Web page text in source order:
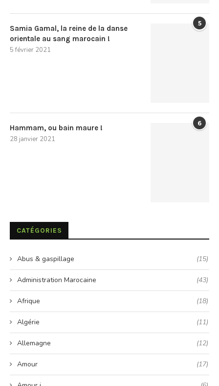
5
Samia Gamal, la reine de la danse
orientale au sang marocain !
5 février 2021
6
Hammam, ou bain maure !
28 janvier 2021
CATÉGORIES
Abus & gaspillage (15)
Administration Marocaine (43)
Afrique (18)
Algérie (11)
Allemagne (12)
Amour (17)